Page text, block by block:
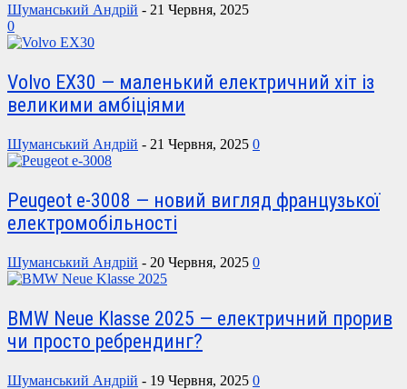
Шуманський Андрій - 21 Червня, 2025
0
Volvo EX30 — маленький електричний хіт із
великими амбіціями
Шуманський Андрій - 21 Червня, 2025 0
Peugeot e-3008 — новий вигляд французької
електромобільності
Шуманський Андрій - 20 Червня, 2025 0
BMW Neue Klasse 2025 — електричний прорив
чи просто ребрендинг?
Шуманський Андрій - 19 Червня, 2025 0